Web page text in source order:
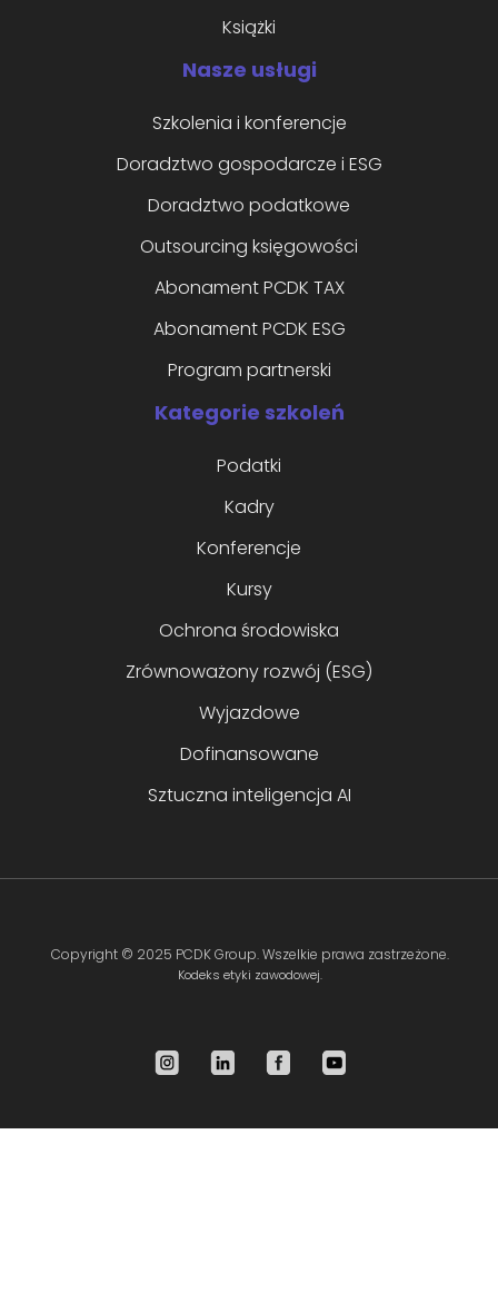
Książki
Nasze usługi
Szkolenia i konferencje
Doradztwo gospodarcze i ESG
Doradztwo podatkowe
Outsourcing księgowości
Abonament PCDK TAX
Abonament PCDK ESG
Program partnerski
Kategorie szkoleń
Podatki
Kadry
Konferencje
Kursy
Ochrona środowiska
Zrównoważony rozwój (ESG)
Wyjazdowe
Dofinansowane
Sztuczna inteligencja AI
Copyright © 2025 PCDK Group. Wszelkie prawa zastrzeżone.
Kodeks etyki zawodowej.